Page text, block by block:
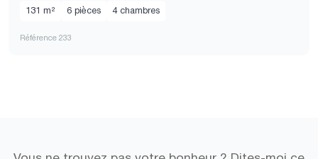
131 m² 6 pièces 4 chambres
Référence 233